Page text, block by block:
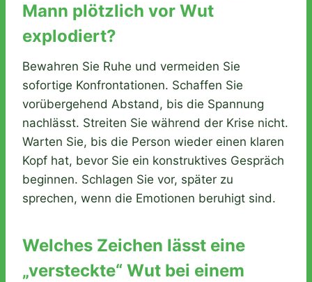
Mann plötzlich vor Wut
explodiert?
Bewahren Sie Ruhe und vermeiden Sie
sofortige Konfrontationen. Schaffen Sie
vorübergehend Abstand, bis die Spannung
nachlässt. Streiten Sie während der Krise nicht.
Warten Sie, bis die Person wieder einen klaren
Kopf hat, bevor Sie ein konstruktives Gespräch
beginnen. Schlagen Sie vor, später zu
sprechen, wenn die Emotionen beruhigt sind.
Welches Zeichen lässt eine
„versteckte“ Wut bei einem